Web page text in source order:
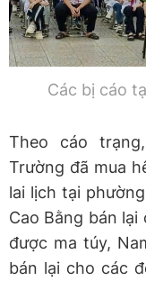
Các bị cáo
Theo cáo
Trường đã mua
lai lịch tại
Cao Bằng bán lại
được ma túy,
bán lại cho các